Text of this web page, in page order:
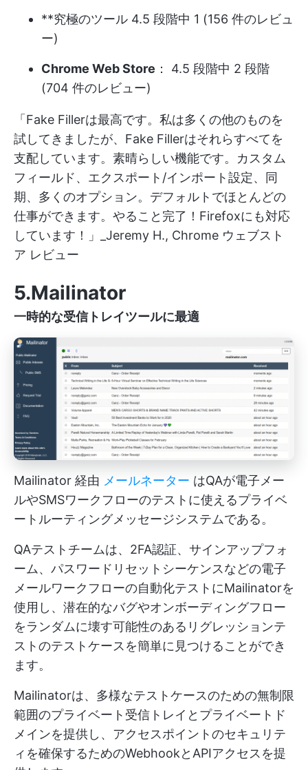
**究極のツール 4.5 段階中 1 (156 件のレビュ
ー)
Chrome Web Store ： 4.5 段階中 2 段階
(704 件のレビュー)
「Fake Fillerは最高です。私は多くの他のものを
試してきましたが、Fake Fillerはそれらすべてを
支配しています。素晴らしい機能です。カスタム
フィールド、エクスポート/インポート設定、同
期、多くのオプション。デフォルトでほとんどの
仕事ができます。やること完了！Firefoxにも対応
しています！」_Jeremy H., Chrome ウェブスト
ア レビュー
5.Mailinator
一時的な受信トレイツールに最適
Mailinator 経由 メールネーター はQAが電子メー
ルやSMSワークフローのテストに使えるプライベ
ートルーティングメッセージシステムである。
QAテストチームは、2FA認証、サインアップフォ
ーム、パスワードリセットシーケンスなどの電子
メールワークフローの自動化テストにMailinatorを
使用し、潜在的なバグやオンボーディングフロー
をランダムに壊す可能性のあるリグレッションテ
ストのテストケースを簡単に見つけることができ
ます。
Mailinatorは、多様なテストケースのための無制限
範囲のプライベート受信トレイとプライベートド
メインを提供し、アクセスポイントのセキュリテ
ィを確保するためのWebhookとAPIアクセスを提